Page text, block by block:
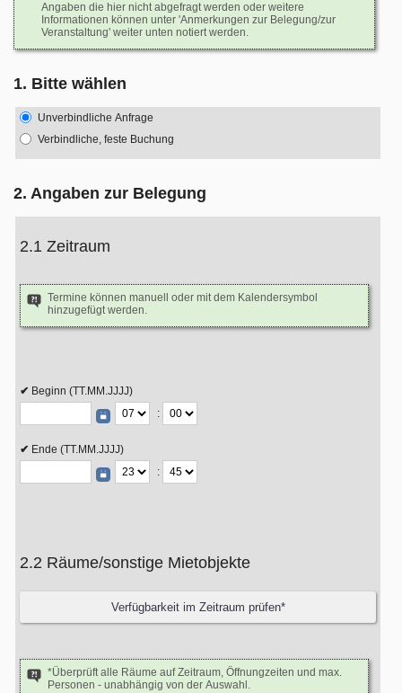
Angaben die hier nicht abgefragt werden oder weitere
Informationen können unter 'Anmerkungen zur Belegung/zur
Veranstaltung' weiter unten notiert werden.
1. Bitte wählen
Unverbindliche Anfrage
Verbindliche, feste Buchung
2. Angaben zur Belegung
2.1 Zeitraum
Termine können manuell oder mit dem Kalendersymbol
hinzugefügt werden.
Beginn (TT.MM.JJJJ)
:
Ende (TT.MM.JJJJ)
:
2.2 Räume/sonstige Mietobjekte
*Überprüft alle Räume auf Zeitraum, Öffnungzeiten und max.
Personen - unabhängig von der Auswahl.